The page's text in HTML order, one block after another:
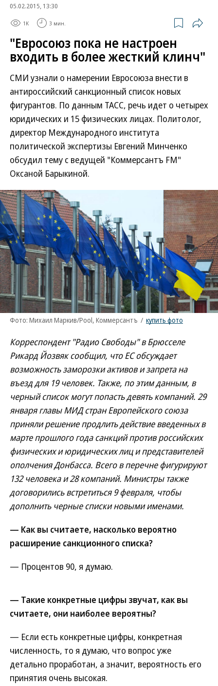
05.02.2015, 13:30
1K 3 мин.
"Евросоюз пока не настроен
входить в более жесткий клинч"
СМИ узнали о намерении Евросоюза внести в
антироссийский санкционный список новых
фигурантов. По данным ТАСС, речь идет о четырех
юридических и 15 физических лицах. Политолог,
директор Международного института
политической экспертизы Евгений Минченко
обсудил тему с ведущей "Коммерсантъ FM"
Оксаной Барыкиной.
Фото: Михаил Маркив/Pool, Коммерсантъ / купить фото
Корреспондент "Радио Свободы" в Брюсселе
Рикард Йозвяк сообщил, что ЕС обсуждает
возможность заморозки активов и запрета на
въезд для 19 человек. Также, по этим данным, в
черный список могут попасть девять компаний. 29
января главы МИД стран Европейского союза
приняли решение продлить действие введенных в
марте прошлого года санкций против российских
физических и юридических лиц и представителей
ополчения Донбасса. Всего в перечне фигурируют
132 человека и 28 компаний. Министры также
договорились встретиться 9 февраля, чтобы
дополнить черные списки новыми именами.
— Как вы считаете, насколько вероятно
расширение санкционного списка?
— Процентов 90, я думаю.
— Такие конкретные цифры звучат, как вы
считаете, они наиболее вероятны?
— Если есть конкретные цифры, конкретная
численность, то я думаю, что вопрос уже
детально проработан, а значит, вероятность его
принятия очень высокая.